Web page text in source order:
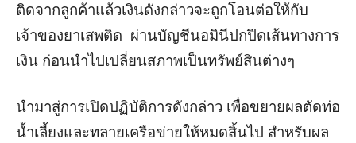
ติดจากลูกค้าแล้วเงินดังกล่าวจะถูกโอนต่อให้กับ
เจ้าของยาเสพติด ผ่านบัญชีนอมินีปกปิดเส้นทางการ
เงิน ก่อนนำไปเปลี่ยนสภาพเป็นทรัพย์สินต่างๆ
นำมาสู่การเปิดปฏิบัติการดังกล่าว เพื่อขยายผลตัดท่อ
น้ำเลี้ยงและทลายเครือข่ายให้หมดสิ้นไป สำหรับผล